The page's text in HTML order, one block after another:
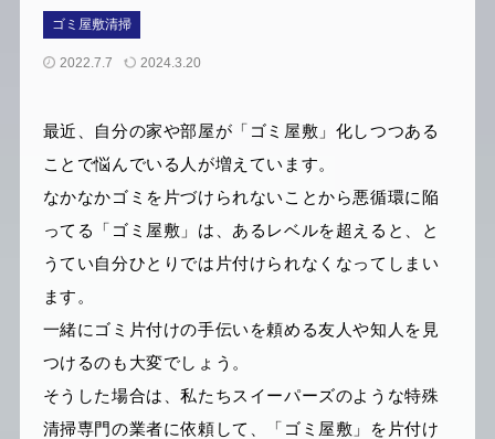
ゴミ屋敷清掃
2022.7.7 2024.3.20
最近、自分の家や部屋が「ゴミ屋敷」化しつつある
ことで悩んでいる人が増えています。
なかなかゴミを片づけられないことから悪循環に陥
ってる「ゴミ屋敷」は、あるレベルを超えると、と
うてい自分ひとりでは片付けられなくなってしまい
ます。
一緒にゴミ片付けの手伝いを頼める友人や知人を見
つけるのも大変でしょう。
そうした場合は、私たちスイーパーズのような特殊
清掃専門の業者に依頼して、「ゴミ屋敷」を片付け